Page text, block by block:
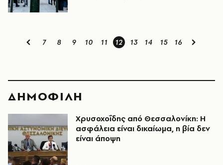
7 8 9 10 11 12 13 14 15 16
ΔΗΜΟΦΙΛΗ
Χρυσοχοΐδης από Θεσσαλονίκη: Η
ασφάλεια είναι δικαίωμα, η βία δεν
είναι άποψη